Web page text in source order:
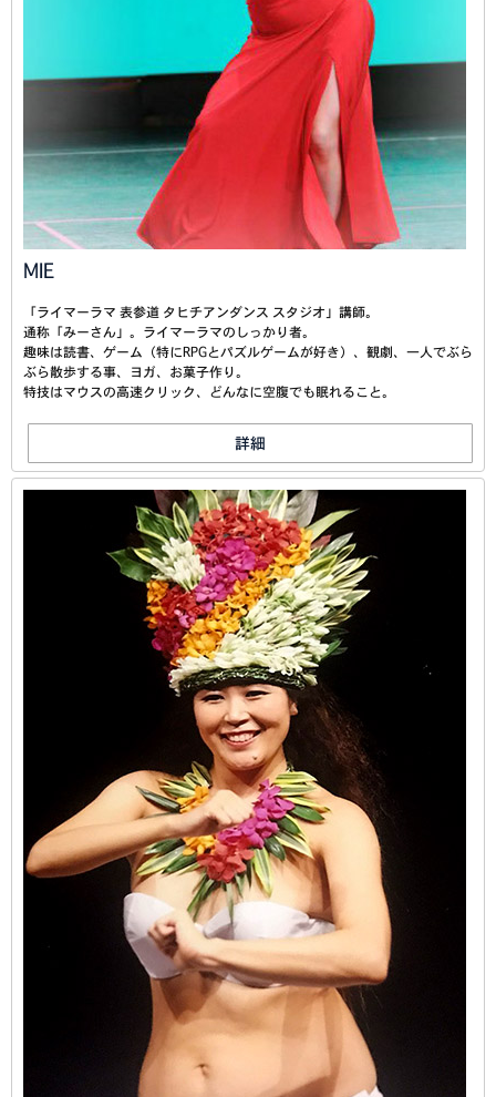
MIE
「ライマーラマ 表参道 タヒチアンダンス スタジオ」講師。
通称「みーさん」。ライマーラマのしっかり者。
趣味は読書、ゲーム（特にRPGとパズルゲームが好き）、観劇、一人でぶら
ぶら散歩する事、ヨガ、お菓子作り。
特技はマウスの高速クリック、どんなに空腹でも眠れること。
詳細